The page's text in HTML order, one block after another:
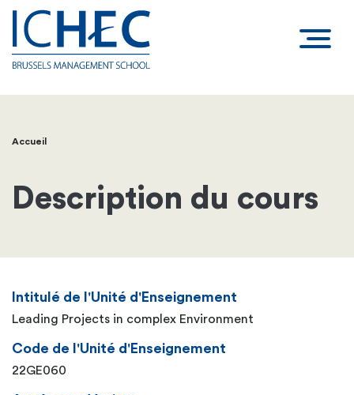
Fil
d'Ariane
Accueil
Description du cours
Intitulé de l'Unité d'Enseignement
Leading Projects in complex Environment
Code de l'Unité d'Enseignement
22GE060